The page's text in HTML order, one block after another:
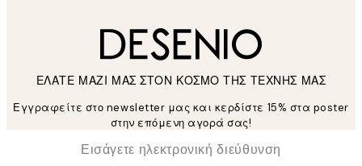
ΕΛΑΤΕ ΜΑΖΙ ΜΑΣ ΣΤΟΝ ΚΟΣΜΟ ΤΗΣ ΤΕΧΝΗΣ ΜΑΣ
Εγγραφείτε στο newsletter μας και κερδίστε 15% στα poster
στην επόμενη αγορά σας!
Ηλεκτρονική Διεύθυνση